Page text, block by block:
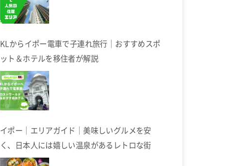
KLからイポー電車で子連れ旅行｜おすすめスポ
ット＆ホテルを移住者が解説
イポー｜エリアガイド｜美味しいグルメを安
く、日本人には嬉しい温泉があるレトロな街